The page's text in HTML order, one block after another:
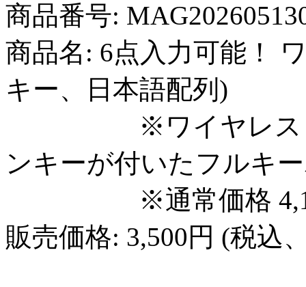
商品番号:
商品名: 6点入力可能！
キー、日本語配列)
※ワイヤレス（
ンキーが付いたフルキ
※通常価格 4,146
販売価格: 3,500円 (税込